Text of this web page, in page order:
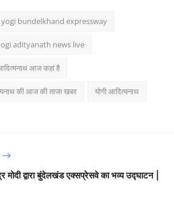
yogi bundelkhand expressway
adityanath news live
आज कहां है
की आज की ताजा खबर योगी आदित्यनाथ
मोदी द्वारा बुंदेलखंड एक्सप्रेसवे का भव्य उद्घाटन |